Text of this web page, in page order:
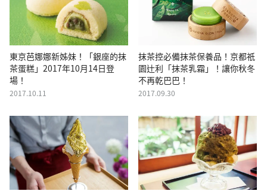
東京芭娜娜新姊妹！「銀座的抹
茶蛋糕」2017年10月14日登
場！
2017.10.11
抹茶控必備抹茶保養品！京都祇
園辻利「抹茶乳霜」！讓你秋冬
不再乾巴巴！
2017.09.30